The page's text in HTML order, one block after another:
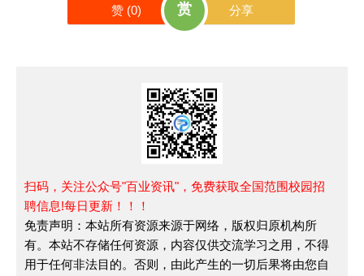
赞 (0) 赏 分享
扫码，关注公众号"百业资讯"，免费获取全国范围校园招
聘信息!每日更新！！！
免责声明：本站所有资源来源于网络，版权归原机构所
有。本站不存储任何资源，内容仅供交流学习之用，不得
用于任何非法目的。否则，由此产生的一切后果将由您自